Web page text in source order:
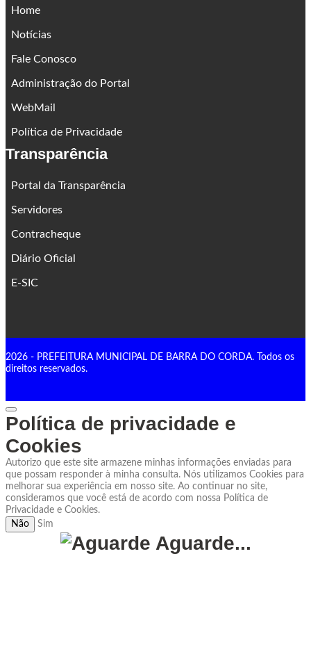
Home
Notícias
Fale Conosco
Administração do Portal
WebMail
Política de Privacidade
Transparência
Portal da Transparência
Servidores
Contracheque
Diário Oficial
E-SIC
2026 - PREFEITURA MUNICIPAL DE BARRA DO CORDA. Todos os
direitos reservados.
Política de privacidade e
Cookies
Autorizo que este site armazene minhas informações enviadas para
que possam responder à minha consulta. Nós utilizamos Cookies para
melhorar sua experiência em nosso site. Ao continuar no site,
consideramos que você está de acordo com nossa Política de
Privacidade e Cookies.
Não
Sim
Aguarde...